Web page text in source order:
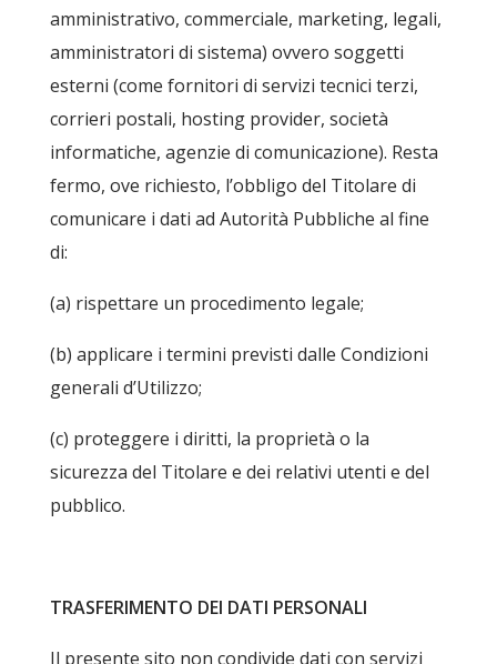
amministrativo, commerciale, marketing, legali,
amministratori di sistema) ovvero soggetti
esterni (come fornitori di servizi tecnici terzi,
corrieri postali, hosting provider, società
informatiche, agenzie di comunicazione). Resta
fermo, ove richiesto, l’obbligo del Titolare di
comunicare i dati ad Autorità Pubbliche al fine
di:
(a) rispettare un procedimento legale;
(b) applicare i termini previsti dalle Condizioni
generali d’Utilizzo;
(c) proteggere i diritti, la proprietà o la
sicurezza del Titolare e dei relativi utenti e del
pubblico.
TRASFERIMENTO DEI DATI PERSONALI
Il presente sito non condivide dati con servizi